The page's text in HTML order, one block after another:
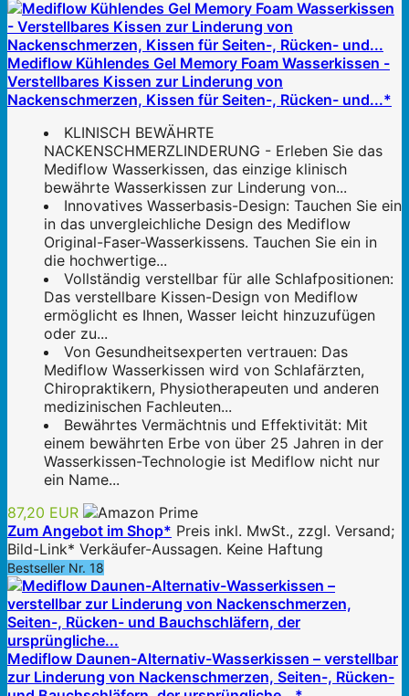
Mediflow Kühlendes Gel Memory Foam Wasserkissen -
Verstellbares Kissen zur Linderung von
Nackenschmerzen, Kissen für Seiten-, Rücken- und...*
KLINISCH BEWÄHRTE
NACKENSCHMERZLINDERUNG - Erleben Sie das
Mediflow Wasserkissen, das einzige klinisch
bewährte Wasserkissen zur Linderung von...
Innovatives Wasserbasis-Design: Tauchen Sie ein
in das unvergleichliche Design des Mediflow
Original-Faser-Wasserkissens. Tauchen Sie ein in
die hochwertige...
Vollständig verstellbar für alle Schlafpositionen:
Das verstellbare Kissen-Design von Mediflow
ermöglicht es Ihnen, Wasser leicht hinzuzufügen
oder zu...
Von Gesundheitsexperten vertrauen: Das
Mediflow Wasserkissen wird von Schlafärzten,
Chiropraktikern, Physiotherapeuten und anderen
medizinischen Fachleuten...
Bewährtes Vermächtnis und Effektivität: Mit
einem bewährten Erbe von über 25 Jahren in der
Wasserkissen-Technologie ist Mediflow nicht nur
ein Name...
87,20 EUR
Zum Angebot im Shop* Preis inkl. MwSt., zzgl. Versand;
Bild-Link* Verkäufer-Aussagen. Keine Haftung
Bestseller Nr. 18
Mediflow Daunen-Alternativ-Wasserkissen – verstellbar
zur Linderung von Nackenschmerzen, Seiten-, Rücken-